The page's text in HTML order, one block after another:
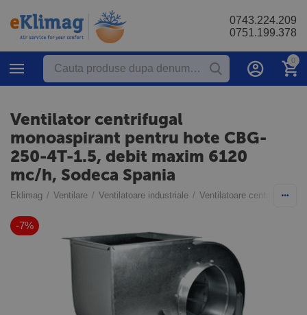
0743.224.209
0751.199.378
0
Ventilator centrifugal
monoaspirant pentru hote CBG-
250-4T-1.5, debit maxim 6120
mc/h, Sodeca Spania
Eklimag / Ventilare / Ventilatoare industriale / Ventilatoare centrifugale
-7%